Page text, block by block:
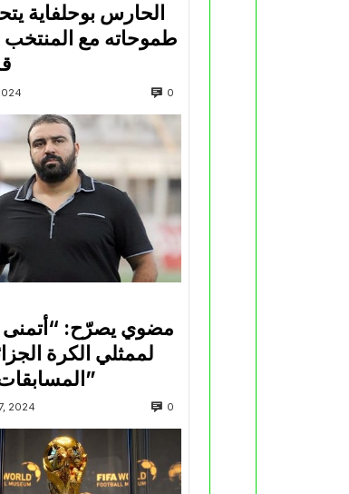
الحارس بوحلفاية
طموحاته مع
0
مضوي يصرّح: “أتمنى
لممثلي الكرة
المسابقات القارية”
2024 0